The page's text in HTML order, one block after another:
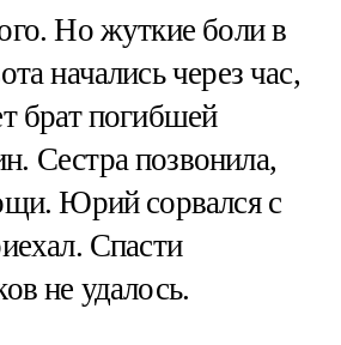
Но жуткие боли в
начались через час,
брат погибшей
Сестра позвонила,
Юрий сорвался с
Спасти
не удалось.